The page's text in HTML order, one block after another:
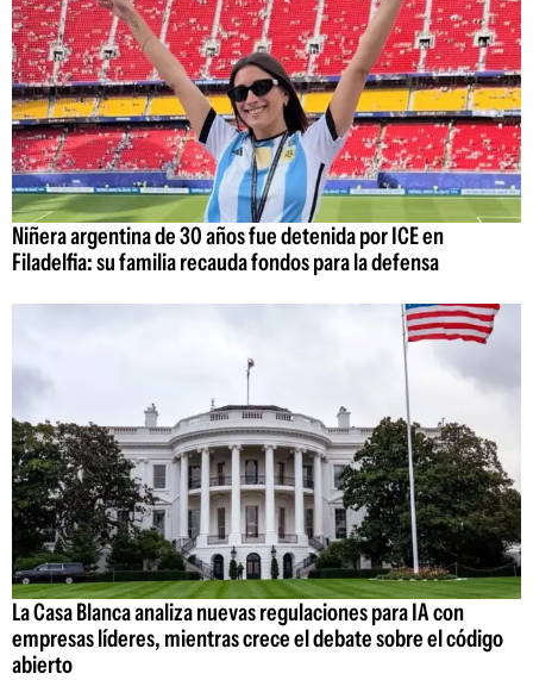
Niñera argentina de 30 años fue detenida por ICE en
Filadelfia: su familia recauda fondos para la defensa
La Casa Blanca analiza nuevas regulaciones para IA con
empresas líderes, mientras crece el debate sobre el código
abierto